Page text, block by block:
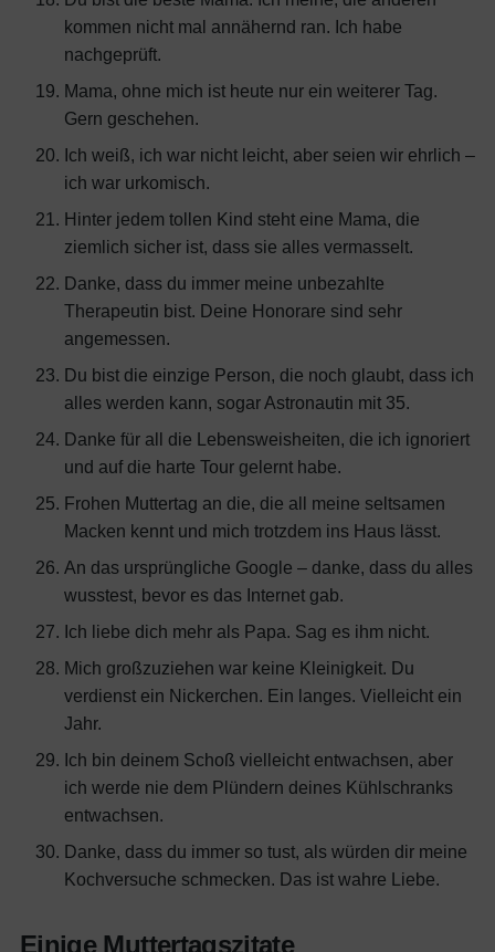
kommen nicht mal annähernd ran. Ich habe
nachgeprüft.
Mama, ohne mich ist heute nur ein weiterer Tag.
Gern geschehen.
Ich weiß, ich war nicht leicht, aber seien wir ehrlich –
ich war urkomisch.
Hinter jedem tollen Kind steht eine Mama, die
ziemlich sicher ist, dass sie alles vermasselt.
Danke, dass du immer meine unbezahlte
Therapeutin bist. Deine Honorare sind sehr
angemessen.
Du bist die einzige Person, die noch glaubt, dass ich
alles werden kann, sogar Astronautin mit 35.
Danke für all die Lebensweisheiten, die ich ignoriert
und auf die harte Tour gelernt habe.
Frohen Muttertag an die, die all meine seltsamen
Macken kennt und mich trotzdem ins Haus lässt.
An das ursprüngliche Google – danke, dass du alles
wusstest, bevor es das Internet gab.
Ich liebe dich mehr als Papa. Sag es ihm nicht.
Mich großzuziehen war keine Kleinigkeit. Du
verdienst ein Nickerchen. Ein langes. Vielleicht ein
Jahr.
Ich bin deinem Schoß vielleicht entwachsen, aber
ich werde nie dem Plündern deines Kühlschranks
entwachsen.
Danke, dass du immer so tust, als würden dir meine
Kochversuche schmecken. Das ist wahre Liebe.
Einige Muttertagszitate